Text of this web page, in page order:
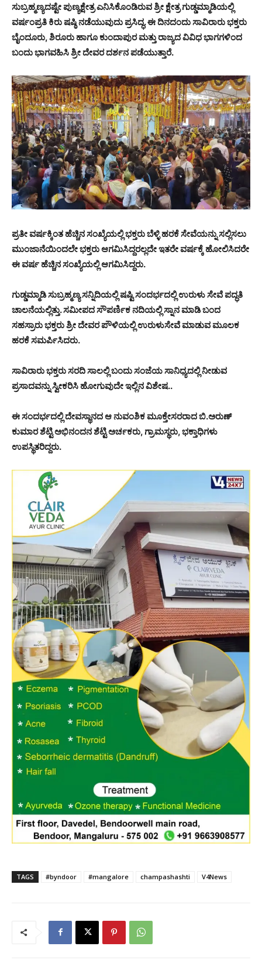
ಸುಬ್ರಹ್ಮಣ್ಯದಷ್ಟೇ ಪುಣ್ಯಕ್ಷೇತ್ರ ಎನಿಸಿಕೊಂಡಿರುವ ಶ್ರೀ ಕ್ಷೇತ್ರ ಗುಡ್ಡಮ್ಮಾಡಿಯಲ್ಲಿ
ವರ್ಷಂಪ್ರತಿ ಕಿರು ಷಷ್ಠಿ ನಡೆಯುವುದು ಪ್ರಸಿದ್ಧ. ಈ ದಿನದಂದು ಸಾವಿರಾರು ಭಕ್ತರು
ಬೈಂದೂರು, ಶಿರೂರು ಹಾಗೂ ಕುಂದಾಪುರ ಮತ್ತು ರಾಜ್ಯದ ವಿವಿಧ ಭಾಗಗಳಿಂದ
ಬಂದು ಭಾಗವಹಿಸಿ ಶ್ರೀ ದೇವರ ದರ್ಶನ ಪಡೆಯುತ್ತಾರೆ.
ಪ್ರತೀ ವರ್ಷಕ್ಕಿಂತ ಹೆಚ್ಚಿನ ಸಂಖ್ಯೆಯಲ್ಲಿ ಭಕ್ತರು ಬೆಳ್ಳಿ ಹರಕೆ ಸೇವೆಯನ್ನು ಸಲ್ಲಿಸಲು
ಮುಂಜಾನೆಯಿಂದಲೇ ಭಕ್ತರು ಆಗಮಿಸಿದ್ದರಲ್ಲದೇ ಇತರೇ ವರ್ಷಕ್ಕೆ ಹೋಲಿಸಿದರೇ
ಈ ವರ್ಷ ಹೆಚ್ಚಿನ ಸಂಖ್ಯೆಯಲ್ಲಿ ಆಗಮಿಸಿದ್ದರು.
ಗುಡ್ಡಮ್ಮಾಡಿ ಸುಬ್ರಹ್ಮಣ್ಯ ಸನ್ನಿದಿಯಲ್ಲಿ ಷಷ್ಟಿ ಸಂದರ್ಭದಲ್ಲಿ ಉರುಳು ಸೇವೆ ಪದ್ಧತಿ
ಚಾಲನೆಯಲ್ಲಿತ್ತು. ಸಮೀಪದ ಸೌಪರ್ಣಿಕ ನದಿಯಲ್ಲಿ ಸ್ನಾನ ಮಾಡಿ ಬಂದ
ಸಹಸ್ರಾರು ಭಕ್ತರು ಶ್ರೀ ದೇವರ ಪೌಳಿಯಲ್ಲಿ ಉರುಳುಸೇವೆ ಮಾಡುವ ಮೂಲಕ
ಹರಕೆ ಸಮರ್ಪಿಸಿದರು.
ಸಾವಿರಾರು ಭಕ್ತರು ಸರದಿ ಸಾಲಲ್ಲಿ ಬಂದು ಸಂಜೆಯ ಸಾನಿಧ್ಯದಲ್ಲಿ ನೀಡುವ
ಪ್ರಸಾದವನ್ನು ಸ್ವೀಕರಿಸಿ ಹೋಗುವುದೇ ಇಲ್ಲಿನ ವಿಶೇಷ..
ಈ ಸಂದರ್ಭದಲ್ಲಿ ದೇವಸ್ಥಾನದ ಆ ನುವಂಶಿಕ ಮೂಕ್ತೇಸರರಾದ ಬಿ.ಅರುಣ್
ಕುಮಾರ ಶೆಟ್ಟಿ ಅಭಿನಂದನ ಶೆಟ್ಟಿ ಅರ್ಚಕರು, ಗ್ರಾಮಸ್ಥರು, ಭಕ್ತಾಧಿಗಳು
ಉಪಸ್ಥಿತರಿದ್ದರು.
TAGS #byndoor #mangalore champashashti V4News